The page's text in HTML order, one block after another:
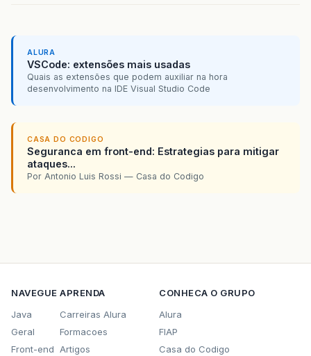
ALURA
VSCode: extensões mais usadas
Quais as extensões que podem auxiliar na hora
desenvolvimento na IDE Visual Studio Code
CASA DO CODIGO
Seguranca em front-end: Estrategias para mitigar
ataques...
Por Antonio Luis Rossi — Casa do Codigo
NAVEGUE
Java
Geral
Front-end
APRENDA
Carreiras Alura
Formacoes
Artigos
CONHECA O GRUPO
Alura
FIAP
Casa do Codigo